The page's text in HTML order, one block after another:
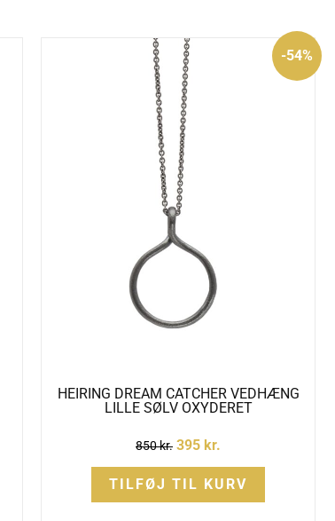
-54%
HEIRING DREAM CATCHER VEDHÆNG
LILLE SØLV OXYDERET
850kr.
Den
oprindelige
pris
var:
850 kr..
395 kr.
TILFØJ TIL KURV